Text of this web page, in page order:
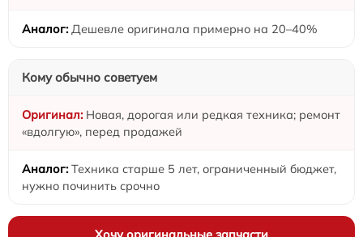
Дешевле оригинала примерно на 20–40%
Кому обычно советуем
Новая, дорогая или редкая техника; ремонт
«вдолгую», перед продажей
Техника старше 5 лет, ограниченный бюджет,
нужно починить срочно
Хочу оригинальные запчасти